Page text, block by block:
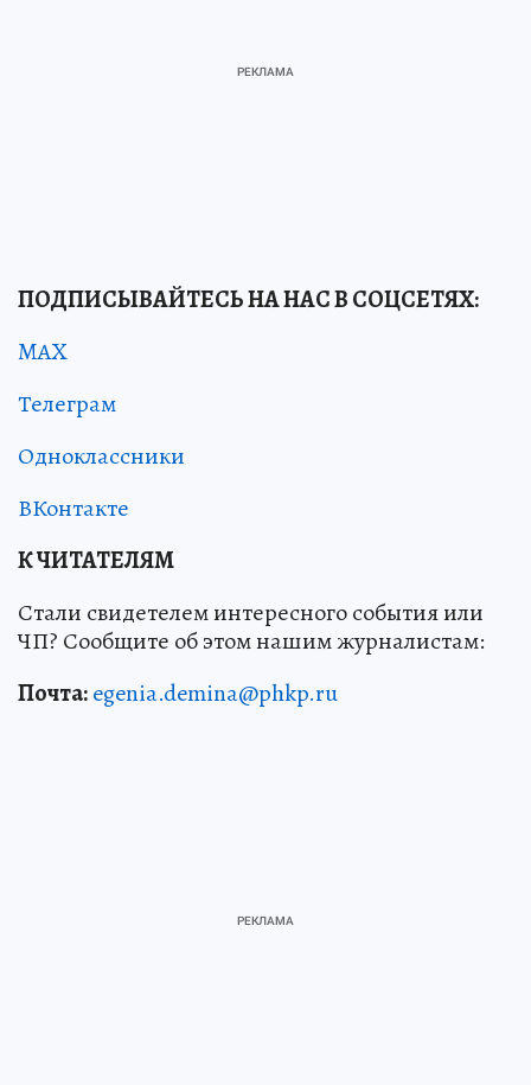
ПОДПИСЫВАЙТЕСЬ НА НАС В СОЦСЕТЯХ:
MAX
Телеграм
Одноклассники
ВКонтакте
К ЧИТАТЕЛЯМ
Стали свидетелем интересного события или
ЧП? Сообщите об этом нашим журналистам:
Почта:egenia.demina@phkp.ru